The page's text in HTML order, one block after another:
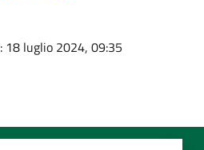
: 18 luglio 2024, 09:35